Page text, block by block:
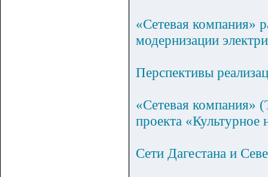
«Сетевая компания»
модернизации
Перспективы
«Сетевая компания»
проекта «Культурное
Сети Дагестана и